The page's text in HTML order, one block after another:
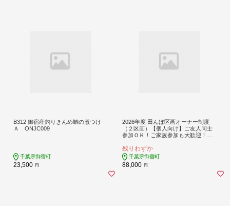
B312 御宿産釣りきんめ鯛の煮つけ
Ａ ONJC009
千葉県御宿町
23,500 円
2026年度 田んぼ区画オーナー制度
（２区画）【個人向け】ご友人同士
参加ＯＫ！ご家族参加も大歓迎！Ｉ
残りわずか
千葉県御宿町
88,000 円